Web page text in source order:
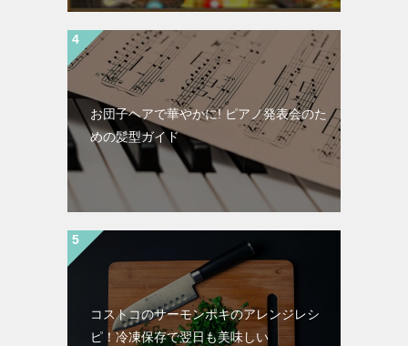
お団子ヘアで華やかに! ピアノ発表会のた
めの髪型ガイド
コストコのサーモンポキのアレンジレシ
ピ！冷凍保存で翌日も美味しい